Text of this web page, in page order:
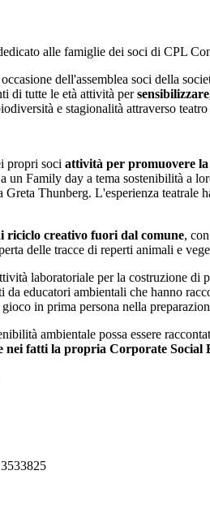
alle famiglie dei soci di CPL
dell'assemblea soci della
di tutte le età attività per
e stagionalità attraverso
propri soci attività per promuovere
un Family day a tema sostenibilità a
Thunberg. L'esperienza teatrale
riciclo creativo fuori dal comune,
delle tracce di reperti animali e
laboratoriale per la costruzione
da educatori ambientali che hanno
in prima persona nella
ambientale possa essere
nei fatti la propria Corporate Social